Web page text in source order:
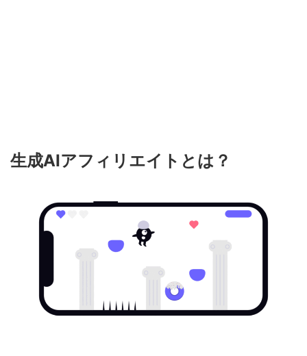
生成AIアフィリエイトとは？